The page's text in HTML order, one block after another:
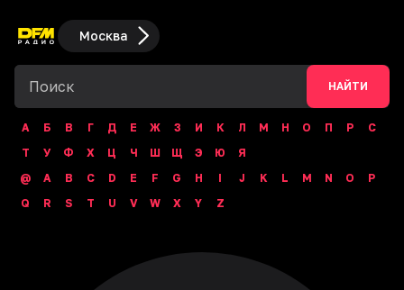
Москва
НАЙТИ
А Б В Г Д Е Ж З И К Л М Н О П Р
С
Т
У Ф Х Ц Ч Ш Щ Э Ю
Я
@
A B C D E F G H I J K L M N O
P
Q
R S T U V W X Y Z